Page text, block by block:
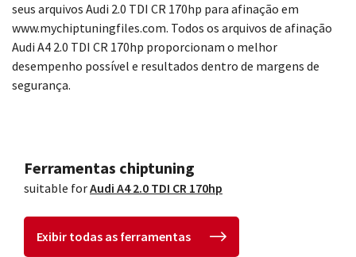
seus arquivos Audi 2.0 TDI CR 170hp para afinação em
www.mychiptuningfiles.com. Todos os arquivos de afinação
Audi A4 2.0 TDI CR 170hp proporcionam o melhor
desempenho possível e resultados dentro de margens de
segurança.
Ferramentas chiptuning
suitable forAudi A4 2.0 TDI CR 170hp
Exibir todas as ferramentas